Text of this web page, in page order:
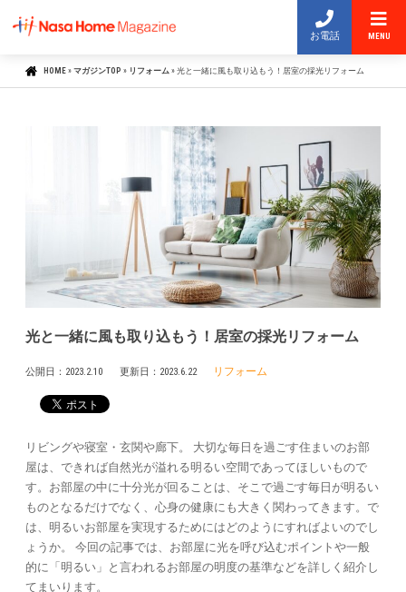
MENU
お電話
HOME » マガジンTOP » リフォーム » 光と一緒に風も取り込もう！居室の採光リフォーム
光と一緒に風も取り込もう！居室の採光リフォーム
公開日： 2023.2.10 更新日： 2023.6.22 リフォーム
リビングや寝室・玄関や廊下。 大切な毎日を過ごす住まいのお部
屋は、できれば自然光が溢れる明るい空間であってほしいもので
す。お部屋の中に十分光が回ることは、そこで過ごす毎日が明るい
ものとなるだけでなく、心身の健康にも大きく関わってきます。で
は、明るいお部屋を実現するためにはどのようにすればよいのでし
ょうか。 今回の記事では、お部屋に光を呼び込むポイントや一般
的に「明るい」と言われるお部屋の明度の基準などを詳しく紹介し
てまいります。